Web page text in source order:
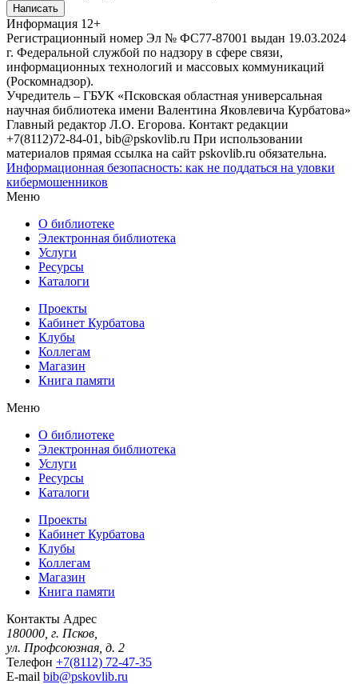
Написать
Информация 12+
Регистрационный номер Эл № ФС77-87001 выдан 19.03.2024
г. Федеральной службой по надзору в сфере связи,
информационных технологий и массовых коммуникаций
(Роскомнадзор).
Учредитель – ГБУК «Псковская областная универсальная
научная библиотека имени Валентина Яковлевича Курбатова»
Главный редактор Л.О. Егорова. Контакт редакции
+7(8112)72-84-01, bib@pskovlib.ru При использовании
материалов прямая ссылка на сайт pskovlib.ru обязательна.
Информационная безопасность: как не поддаться на уловки
кибермошенников
Меню
О библиотеке
Электронная библиотека
Услуги
Ресурсы
Каталоги
Проекты
Кабинет Курбатова
Клубы
Коллегам
Магазин
Книга памяти
Меню
О библиотеке
Электронная библиотека
Услуги
Ресурсы
Каталоги
Проекты
Кабинет Курбатова
Клубы
Коллегам
Магазин
Книга памяти
Контакты Адрес
180000, г. Псков,
ул. Профсоюзная, д. 2
Телефон +7(8112) 72-47-35
E-mail bib@pskovlib.ru